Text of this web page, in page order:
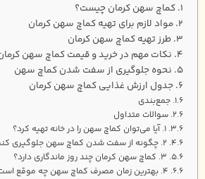
کماچ سهن کرمان چیست؟
مواد لازم برای تهیه کماچ سهن کرمان
طرز تهیه کماچ سهن کرمان
نکات مهم در خرید و قیمت کماچ سهن
نحوه جلوگیری از سفت شدن کماچ سهن
جدول ارزش غذایی کماچ سهن کرمان
جمع‌بندی
سوالات متداول
۱. آیا می‌توان کماچ سهن را در خانه تهیه کرد؟
۲. چگونه از سفت شدن کماچ سهن جلوگیری کنیم؟
۳. کماچ سهن کرمان چند روز ماندگاری دارد؟
۴. بهترین زمان مصرف کماچ سهن چه موقع است؟